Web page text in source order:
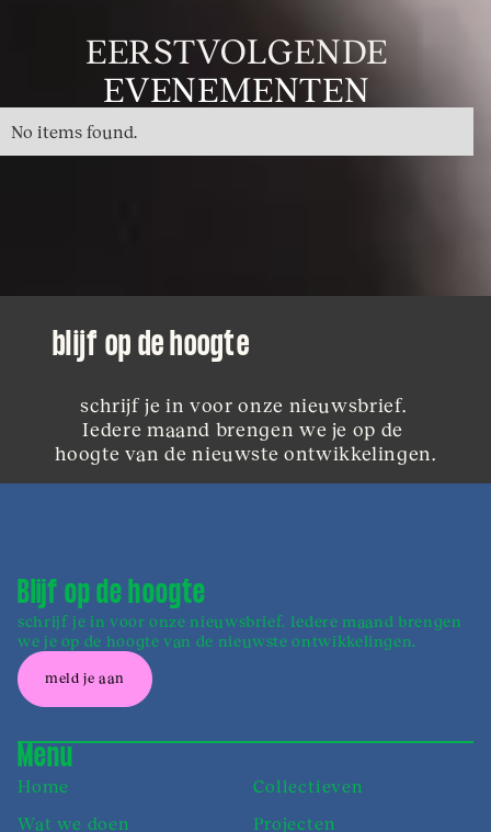
EERSTVOLGENDE
EVENEMENTEN
No items found.
blijf op de hoogte
schrijf je in voor onze nieuwsbrief.
Iedere maand brengen we je op de
hoogte van de nieuwste ontwikkelingen.
Blijf op de hoogte
schrijf je in voor onze nieuwsbrief. Iedere maand brengen
we je op de hoogte van de nieuwste ontwikkelingen.
meld je aan
Menu
Home
Collectieven
Wat we doen
Projecten